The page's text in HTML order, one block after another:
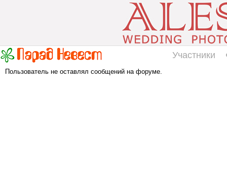
Участники
Пользователь не оставлял сообщений на форуме.